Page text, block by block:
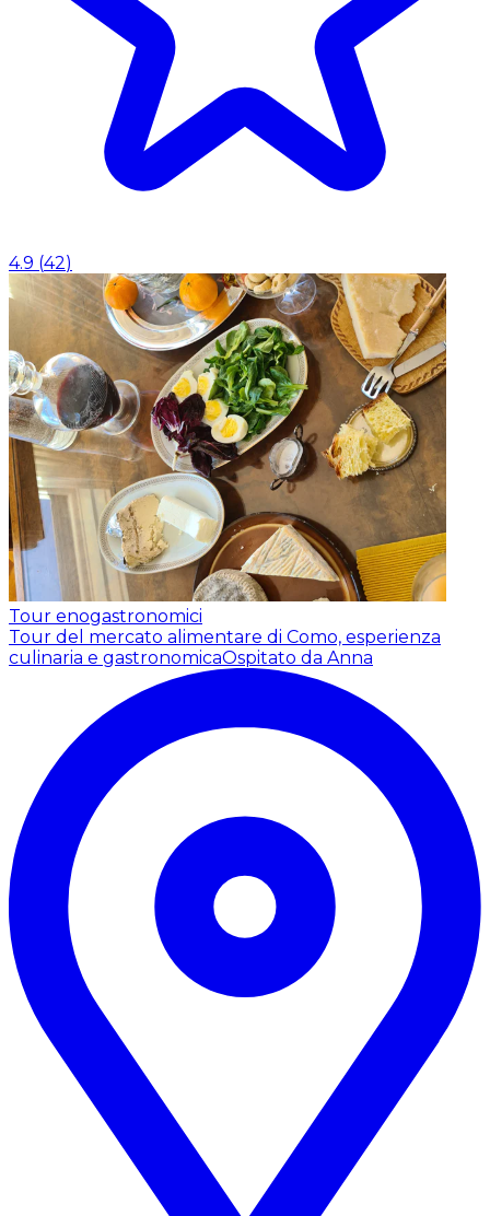
4.9 (42)
Tour enogastronomici
Tour del mercato alimentare di Como, esperienza
culinaria e gastronomicaOspitato da Anna